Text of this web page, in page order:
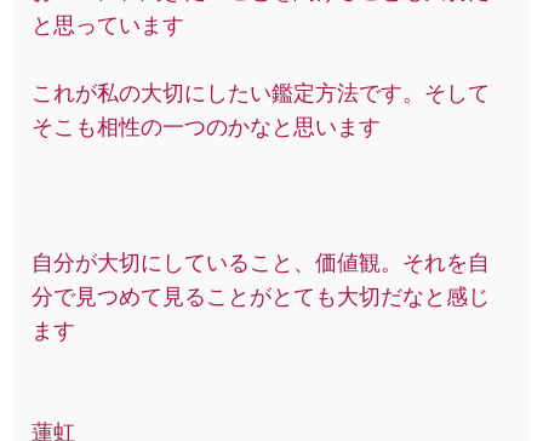
と思っています
これが私の大切にしたい鑑定方法です。そして
そこも相性の一つのかなと思います
自分が大切にしていること、価値観。それを自
分で見つめて見ることがとても大切だなと感じ
ます
蓮虹